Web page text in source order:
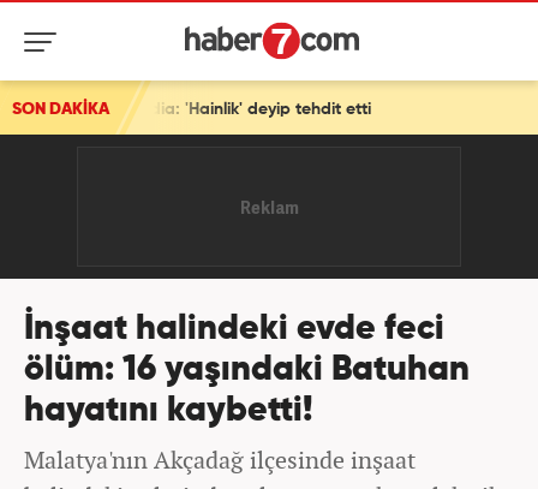
SON DAKİKA
iddia: 'Hainlik' deyip tehdit etti
İnşaat halindeki evde feci
ölüm: 16 yaşındaki Batuhan
hayatını kaybetti!
Malatya'nın Akçadağ ilçesinde inşaat